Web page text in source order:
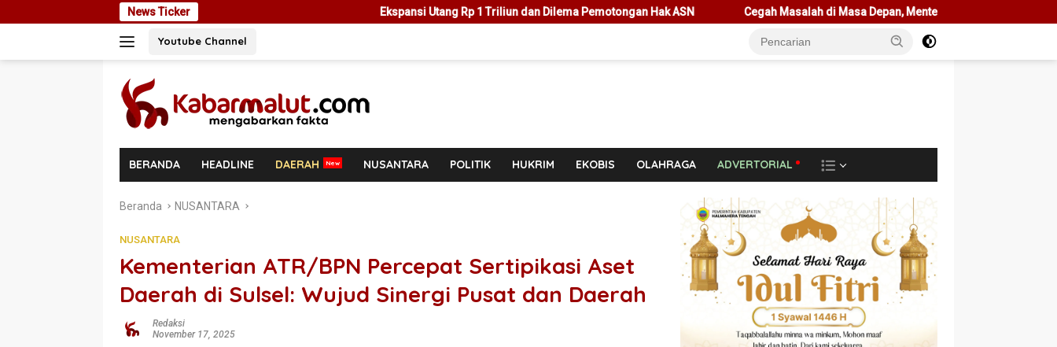
ke
News Ticker Ekspansi Utang Rp 1 Triliun dan Dilema Pemotongan Hak ASN Cegah Masalah di Masa Depan, Menteri Nusron Ajak Pemda Percepat Sertipikasi Tanah
Youtube Channel
BERANDA HEADLINE DAERAH NUSANTARA POLITIK HUKRIM EKOBIS OLAHRAGA ADVERTORIAL
L
Y
Beranda NUSANTARA
NUSANTARA
Kementerian ATR/BPN Percepat Sertipikasi Aset
Daerah di Sulsel: Wujud Sinergi Pusat dan Daerah
Redaksi
November 17, 2025